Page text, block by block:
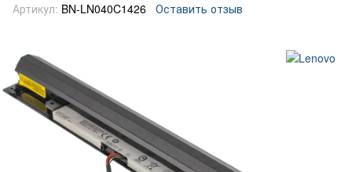
Артикул: BN-LN040C1426 Оставить отзыв